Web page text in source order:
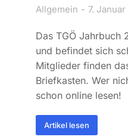
Allgemein 7.
Das TGÖ Jahrbuch
und befindet sich
Mitglieder finden
Briefkasten. Wer
schon online lesen!
Artikel lesen